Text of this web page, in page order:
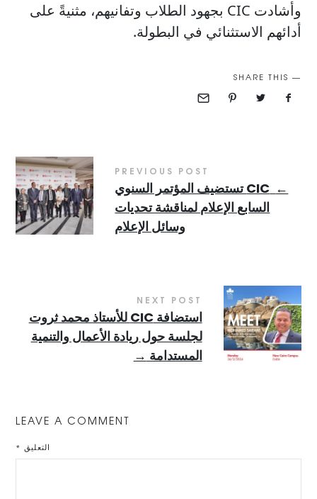
وأشادت CIC بجهود الطلاب وتفانيهم، مثنيةً على
أدائهم الاستثنائي في البطولة.
SHARE THIS
PREVIOUS POST
←
CIC تستضيف المؤتمر السنوي
السابع الإعلام لمناقشة تحديات
وسائل الإعلام
NEXT POST
استضافة CIC للأستاذ محمد ثروت
لجلسة حول ريادة الأعمال والتنمية
المستدامة →
LEAVE A COMMENT
التعليق *